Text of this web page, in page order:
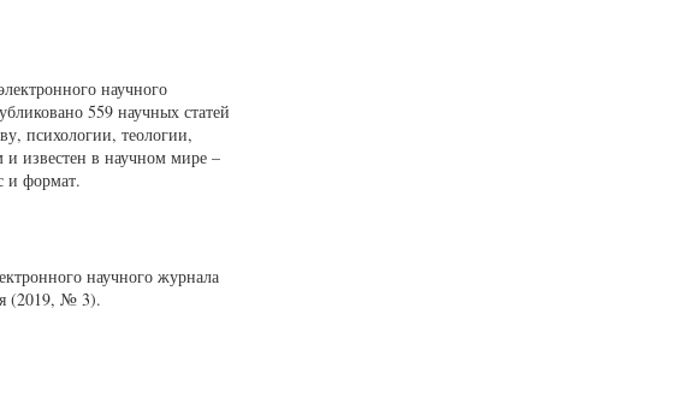
научного
559 научных статей
психологии, теологии,
известен в научном мире –
и формат.
научного журнала
(2019, № 3).